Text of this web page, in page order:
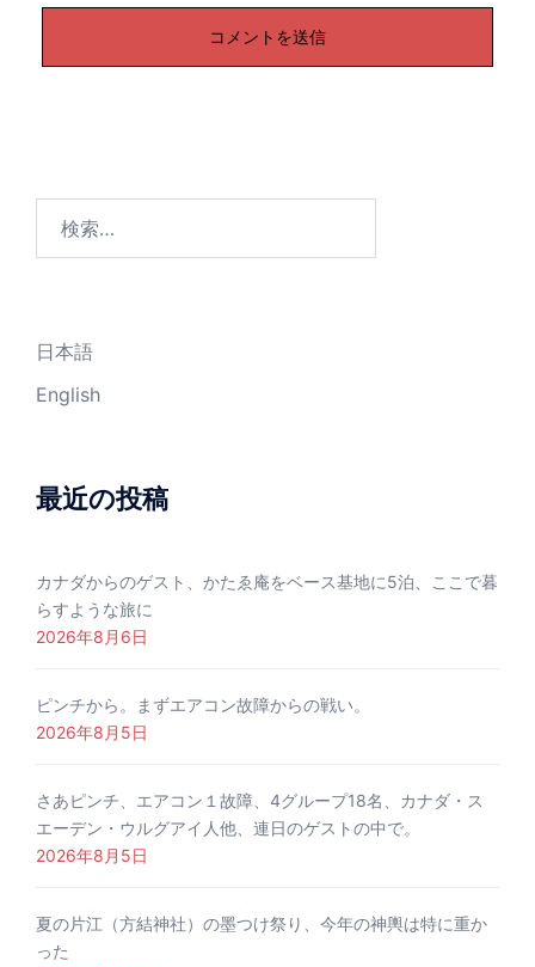
日本語
English
最近の投稿
カナダからのゲスト、かたゑ庵をベース基地に5泊、ここで暮
らすような旅に
2026年8月6日
ピンチから。まずエアコン故障からの戦い。
2026年8月5日
さあピンチ、エアコン１故障、4グループ18名、カナダ・ス
エーデン・ウルグアイ人他、連日のゲストの中で。
2026年8月5日
夏の片江（方結神社）の墨つけ祭り、今年の神輿は特に重か
った